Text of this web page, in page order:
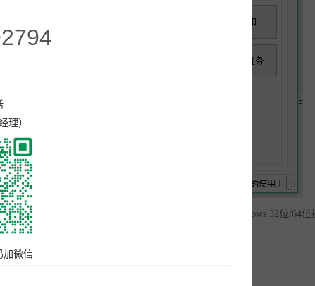
开店咨询：19892967145 商家服务：
心完全支持WIN10、Win7、WinXp、Win2003等Windows 32位/64位
重要组成部分，真正的让您的餐厅变得智慧！
理）
加微信